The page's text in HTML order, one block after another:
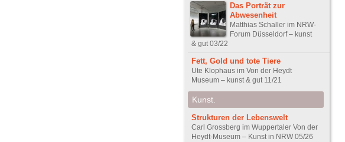
Das Porträt zur
Abwesenheit
Matthias Schaller im NRW-
Forum Düsseldorf – kunst
& gut 03/22
Fett, Gold und tote Tiere
Ute Klophaus im Von der Heydt
Museum – kunst & gut 11/21
Kunst.
Strukturen der Lebenswelt
Carl Grossberg im Wuppertaler Von der
Heydt-Museum – Kunst in NRW 05/26